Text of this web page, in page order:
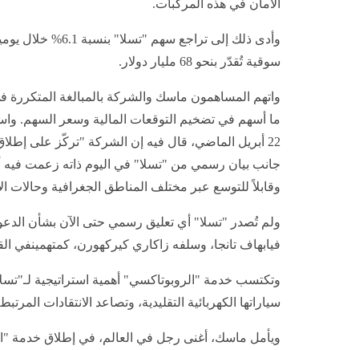
الأمان في هذه المركبات.
وأدى ذلك إلى تراجع
سوقية تُقدّر بنحو 68 مليار دولار.
واتهم المساهمون ماسك والشركة بالمبالغة المتكررة
ما أسهم في تضخيم التوقعات المالية وسعر السهم.
22 أبريل الماضي، قال فيه إن الشركة "تركّز على
جانب بيان رسمي من "تسلا" في اليوم ذاته زعمت فيه أن
وقابلاً للتوسع عبر مختلف المناطق الجغرافية وحالات
ولم تُصدر "تسلا" أي تعليق رسمي حتى الآن بشأن
فيابهاف تانجا، وسلفه زاكاري كيركهورن، كمتهمينفي
وتكتسب خدمة "الروبوتاكسي" أهمية استراتيجية
سياراتها الكهربائية التقليدية، وتصاعد الانتقادات
ويأمل ماسك، أغنى رجل في العالم، في إطلاق خدمة